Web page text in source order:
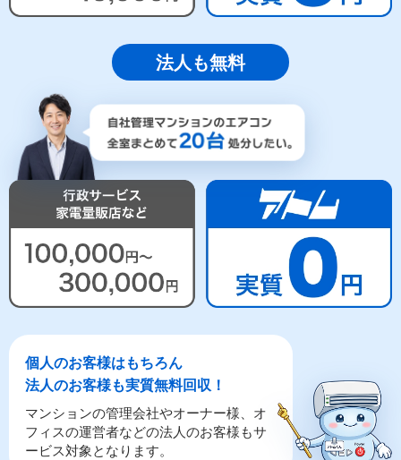
法人も無料
個人のお客様はもちろん
法人のお客様も実質無料回収！
マンションの管理会社やオーナー様、オ
フィスの運営者などの法人のお客様もサ
ービス対象となります。